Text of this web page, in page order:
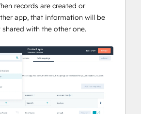
records are created or
app, that information will be
with the other one.